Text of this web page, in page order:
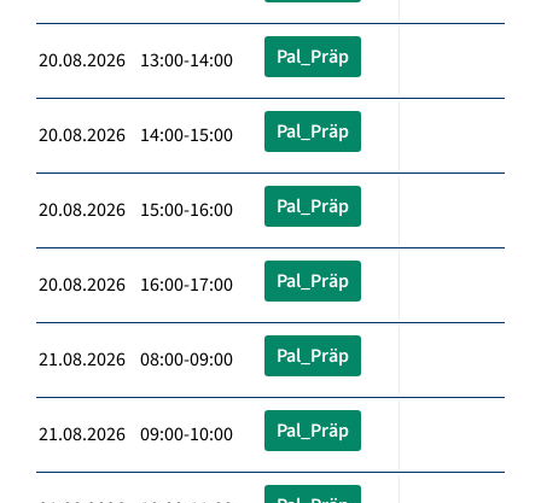
20.08.2026 13:00-14:00 Pal_Präp
20.08.2026 14:00-15:00 Pal_Präp
20.08.2026 15:00-16:00 Pal_Präp
20.08.2026 16:00-17:00 Pal_Präp
21.08.2026 08:00-09:00 Pal_Präp
21.08.2026 09:00-10:00 Pal_Präp